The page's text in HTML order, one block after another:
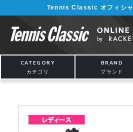
¥5,000以上の購入で送料無料
Tennis Classic オフィシャ
CATEGORY
カテゴリ
BRAND
ブランド